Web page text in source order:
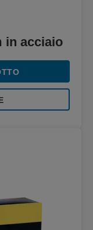
in acciaio